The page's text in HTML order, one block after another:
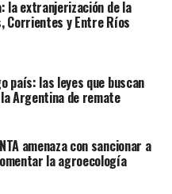
de la zona, con sus
entender el pasado y
vez que vengo. Es
Yo no puedo creer lo
Llora y llueve.
del agua se
de Agostina.
la extranjerización de la
Corrientes y Entre Ríos
país: las leyes que buscan
Argentina de remate
amenaza con sancionar a
la agroecología